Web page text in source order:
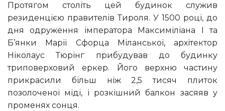
Протягом століть цей будинок служив
резиденцією правителів Тироля. У 1500 році, до
дня одруження імператора Максиміліана I та
Б’янки Марії Сфорца Міланської, архітектор
Ніколаус Тюрінг прибудував до будинку
триповерховий еркер. Його верхню частину
прикрасили більш ніж 2,5 тисяч плиток
позолоченої міді, і розкішний балкон засяяв у
променях сонця.